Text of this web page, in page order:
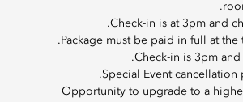
Check-in is at 3pm and
Package must be paid in full at the
Check-in is 3pm
Special Event cancellation
Opportunity to upgrade to a